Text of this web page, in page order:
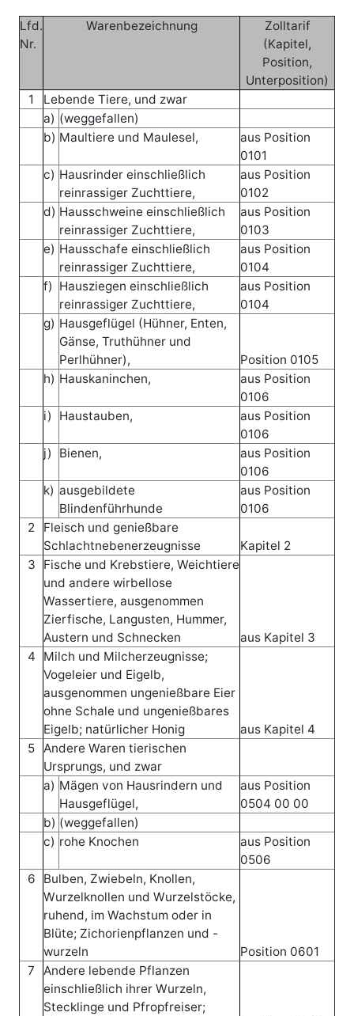
Lfd.
Nr.
Warenbezeichnung
Zolltarif
(Kapitel,
Position,
Unterposition)
1
Lebende Tiere, und zwar
a) (weggefallen)
b) Maultiere und Maulesel,
aus Position
0101
c) Hausrinder einschließlich
reinrassiger Zuchttiere,
aus Position
0102
d) Hausschweine einschließlich
reinrassiger Zuchttiere,
aus Position
0103
e) Hausschafe einschließlich
reinrassiger Zuchttiere,
aus Position
0104
f) Hausziegen einschließlich
reinrassiger Zuchttiere,
aus Position
0104
g) Hausgeflügel (Hühner, Enten,
Gänse, Truthühner und
Perlhühner),
Position 0105
h) Hauskaninchen,
aus Position
0106
i)
Haustauben,
aus Position
0106
j)
Bienen,
aus Position
0106
k) ausgebildete
Blindenführhunde
aus Position
0106
2
Fleisch und genießbare
Schlachtnebenerzeugnisse
Kapitel 2
3
Fische und Krebstiere, Weichtiere
und andere wirbellose
Wassertiere, ausgenommen
Zierfische, Langusten, Hummer,
Austern und Schnecken
aus Kapitel 3
4
Milch und Milcherzeugnisse;
Vogeleier und Eigelb,
ausgenommen ungenießbare Eier
ohne Schale und ungenießbares
Eigelb; natürlicher Honig
aus Kapitel 4
5
Andere Waren tierischen
Ursprungs, und zwar
a) Mägen von Hausrindern und
Hausgeflügel,
aus Position
0504 00 00
b) (weggefallen)
c) rohe Knochen
aus Position
0506
6
Bulben, Zwiebeln, Knollen,
Wurzelknollen und Wurzelstöcke,
ruhend, im Wachstum oder in
Blüte; Zichorienpflanzen und -
wurzeln
Position 0601
7
Andere lebende Pflanzen
einschließlich ihrer Wurzeln,
Stecklinge und Pfropfreiser;